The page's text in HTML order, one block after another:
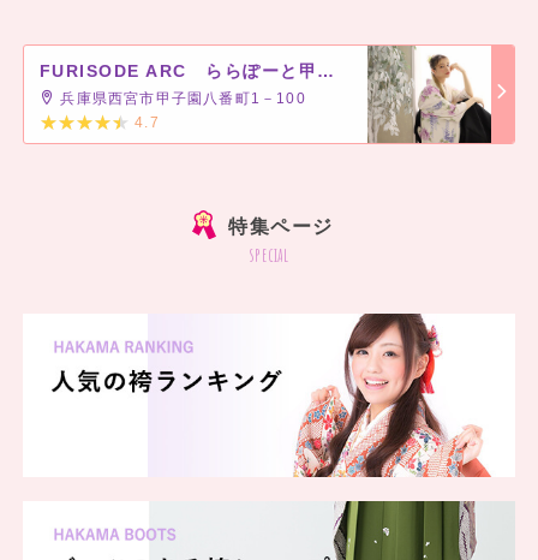
FURISODE ARC ららぽーと甲子園店
兵庫県西宮市甲子園八番町1－100
4.7
特集ページ
special